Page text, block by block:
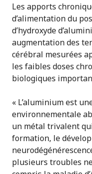
Les apports
d’alimentation du
d’hydroxyde
augmentation des
cérébral mesurées
les faibles doses
biologiques
« L’aluminium est
environnementale
un métal trivalent
formation, le
plusieurs troubles